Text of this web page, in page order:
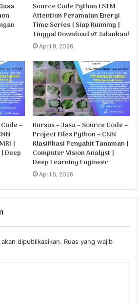
Source Code Python LSTM
Attention Peramalan Energi
Time Series | Siap Running |
Tinggal Download & Jalankan!
April 9, 2026
–
|
Deep
Kursus – Jasa – Source Code –
Project Files Python – CNN
Klasifikasi Penyakit Tanaman |
Computer Vision Analyst |
Deep Learning Engineer
April 5, 2026
dipublikasikan. Ruas yang wajib